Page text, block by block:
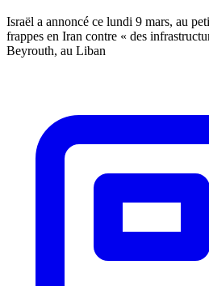
Israël a annoncé ce lundi 9 mars, au
frappes en Iran contre « des
Beyrouth, au Liban